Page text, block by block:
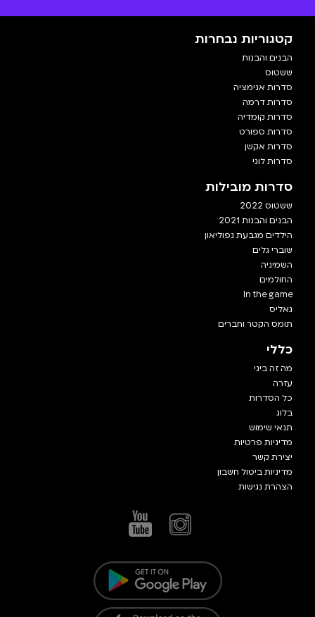
קטגוריות נבחרות
הבנים והבנות
ששטוס
סדרות אנימציה
סדרות דרמה
סדרות קומדיה
סדרות ספורט
סדרות אקשן
סדרות לוגי
סדרות מובילות
ששטוס 2022
הבנים והבנות 2021
הילדים מגבעת נפוליאון
שוברי גלים
השמיניה
החולמים
In the game
גאליס
תומס הקטר וחברים
כללי
מה זה ביגי
עזרה
כל הסדרות
בלוג
תנאי שימוש
מדיניות פרטיות
יצירת קשר
מדיניות ביטול חשבון
הצהרת נגישות